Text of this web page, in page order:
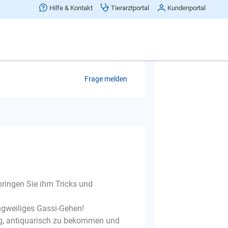
Hilfe & Kontakt Tierarztportal Kundenportal
Frage melden
Sie ihm Tricks und
Gassi-Gehen!
antiquarisch zu bekommen und